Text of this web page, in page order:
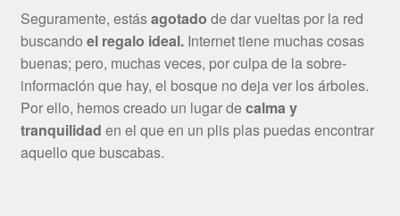
Seguramente, estásagotado de dar vueltas por la red
buscando el regalo ideal.Internet tiene muchas cosas
buenas; pero, muchas veces, por culpa de la sobre-
información que hay, el bosque no deja ver los árboles.
Por ello, hemos creado un lugar decalma y
tranquilidad en el que en un plis plas puedas encontrar
aquello que buscabas.